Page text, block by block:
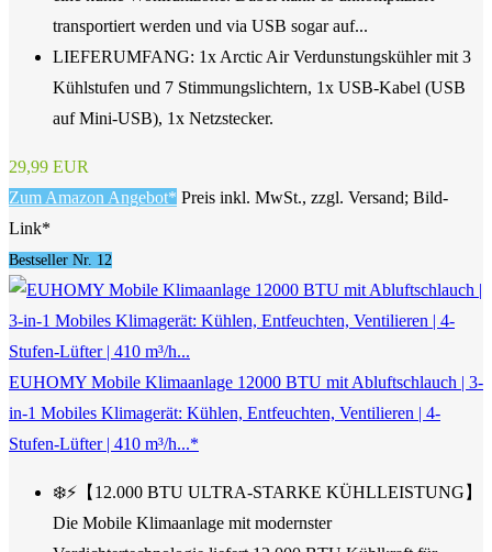
transportiert werden und via USB sogar auf...
LIEFERUMFANG: 1x Arctic Air Verdunstungskühler mit 3
Kühlstufen und 7 Stimmungslichtern, 1x USB-Kabel (USB
auf Mini-USB), 1x Netzstecker.
29,99 EUR
Zum Amazon Angebot* Preis inkl. MwSt., zzgl. Versand; Bild-
Link*
Bestseller Nr. 12
EUHOMY Mobile Klimaanlage 12000 BTU mit Abluftschlauch | 3-
in-1 Mobiles Klimagerät: Kühlen, Entfeuchten, Ventilieren | 4-
Stufen-Lüfter | 410 m³/h...*
❄️⚡【12.000 BTU ULTRA-STARKE KÜHLLEISTUNG】
Die Mobile Klimaanlage mit modernster